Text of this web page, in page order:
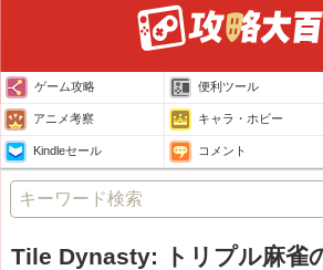
ゲーム攻略 便利ツール
アニメ考察 キャラ・ホビー
Kindleセール コメント
Tile Dynasty: トリプル麻雀